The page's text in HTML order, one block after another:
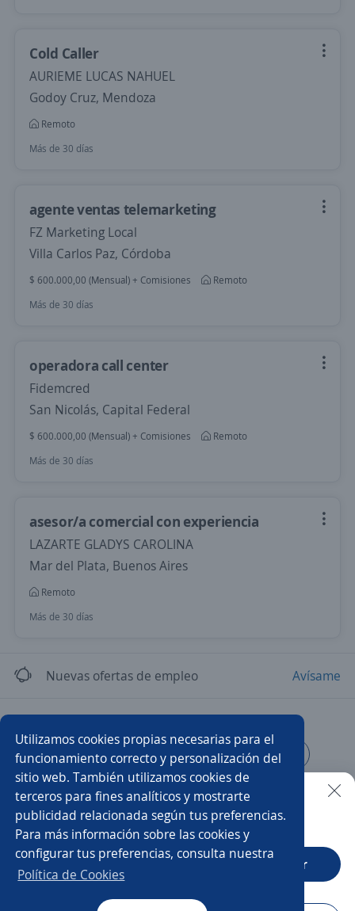
Utilizamos cookies propias necesarias para el
funcionamiento correcto y personalización del
sitio web. También utilizamos cookies de
terceros para fines analíticos y mostrarte
publicidad relacionada según tus preferencias.
Para más información sobre las cookies y
configurar tus preferencias, consulta nuestra
Política de Cookies
Cold Caller
AURIEME LUCAS NAHUEL
Godoy Cruz, Mendoza
Remoto
Más de 30 días
agente ventas telemarketing
FZ Marketing Local
Villa Carlos Paz, Córdoba
$ 600.000,00 (Mensual) + Comisiones
Remoto
Más de 30 días
operadora call center
Fidemcred
San Nicolás, Capital Federal
$ 600.000,00 (Mensual) + Comisiones
Remoto
Más de 30 días
asesor/a comercial con experiencia
LAZARTE GLADYS CAROLINA
Mar del Plata, Buenos Aires
Remoto
Más de 30 días
Nuevas ofertas de empleo Avísame
Teleoperador/a Representante de servicio al cliente
Call center Responsable de crédito y cobranza
Atención al cliente Vendedor telefonía
Telemarketer Asesor/a comercial
Buscar es más fácil en la app
CT App Abrir